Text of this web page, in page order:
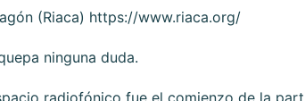
(Riaca) https://www.riaca.org/
ninguna duda.
radiofónico fue el comienzo de la